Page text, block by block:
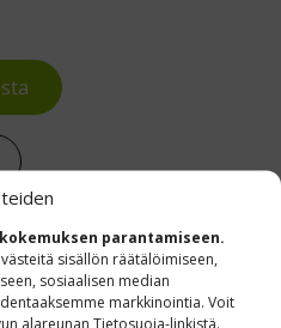
parantamiseen.
sisällön räätälöimiseen,
sosiaalisen median
markkinointia. Voit
alareunan Tietosuoja-linkistä.